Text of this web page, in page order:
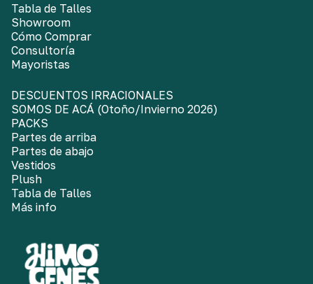
Tabla de Talles
Showroom
Cómo Comprar
Consultoría
Mayoristas
DESCUENTOS IRRACIONALES
SOMOS DE ACÁ (Otoño/Invierno 2026)
PACKS
Partes de arriba
Partes de abajo
Vestidos
Plush
Tabla de Talles
Más info